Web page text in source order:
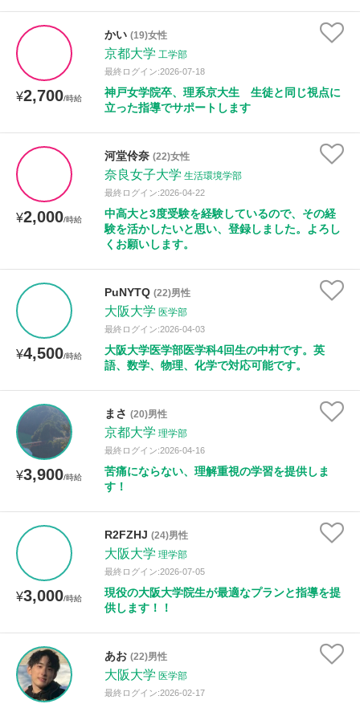
¥2,700/時給
かい (19)女性
京都大学 工学部
最終ログイン:2026-07-18
神戸女学院卒、理系京大生 生徒と同じ視点に
立った指導でサポートします
¥2,000/時給
河堂伶奈 (22)女性
奈良女子大学 生活環境学部
最終ログイン:2026-04-22
中高大と3度受験を経験しているので、その経
験を活かしたいと思い、登録しました。よろし
くお願いします。
¥4,500/時給
PuNYTQ (22)男性
大阪大学 医学部
最終ログイン:2026-04-03
大阪大学医学部医学科4回生の中村です。英
語、数学、物理、化学で対応可能です。
¥3,900/時給
まさ (20)男性
京都大学 理学部
最終ログイン:2026-04-16
苦痛にならない、理解重視の学習を提供しま
す！
¥3,000/時給
R2FZHJ (24)男性
大阪大学 理学部
最終ログイン:2026-07-05
現役の大阪大学院生が最適なプランと指導を提
供します！！
あお (22)男性
大阪大学 医学部
最終ログイン:2026-02-17